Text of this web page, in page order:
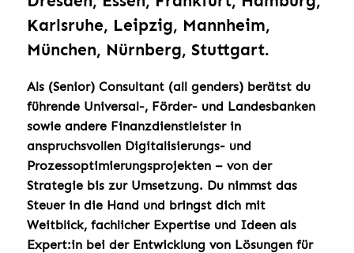
Karlsruhe, Leipzig, Mannheim,
München, Nürnberg, Stuttgart.
Als (Senior) Consultant (all genders) berätst du
führende Universal-, Förder- und Landesbanken
sowie andere Finanzdienstleister in
anspruchsvollen Digitalisierungs- und
Prozessoptimierungsprojekten – von der
Strategie bis zur Umsetzung. Du nimmst das
Steuer in die Hand und bringst dich mit
Weitblick, fachlicher Expertise und Ideen als
Expert:in bei der Entwicklung von Lösungen für